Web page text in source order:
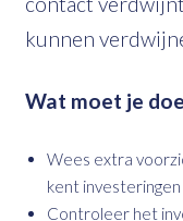
kunnen
Wat moet je
Wees extra
kent
Controleer het